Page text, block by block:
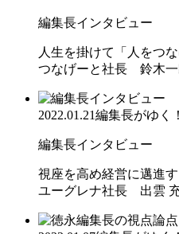
編集長インタビュー
人生を掛けて「人をつ
つなげーと社長 鈴木一
2022.01.21編集長がゆく！
編集長インタビュー
視座を高め経営に邁進
ユーグレナ社長 出雲